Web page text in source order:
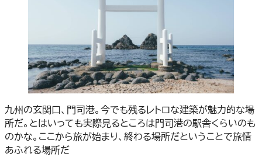
九州の玄関口、門司港。今でも残るレトロな建築が魅力的な場
所だ。とはいっても実際見るところは門司港の駅舎くらいのも
のかな。ここから旅が始まり、終わる場所だということで旅情
あふれる場所だ